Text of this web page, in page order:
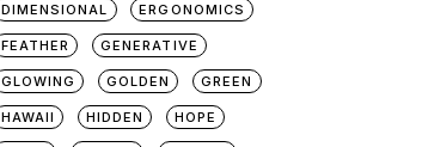
DIMENSIONAL ERGONOMICS
FEATHER GENERATIVE
GLOWING GOLDEN GREEN
HAWAII HIDDEN HOPE